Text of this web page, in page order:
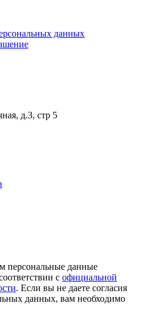
данных
д.3, стр 5
персональные данные
с официальной
. Если вы не даете согласия
данных, вам необходимо